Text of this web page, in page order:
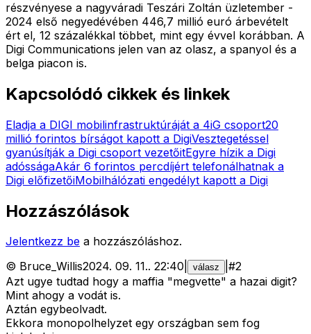
részvényese a nagyváradi Teszári Zoltán üzletember -
2024 első negyedévében 446,7 millió euró árbevételt
ért el, 12 százalékkal többet, mint egy évvel korábban. A
Digi Communications jelen van az olasz, a spanyol és a
belga piacon is.
Kapcsolódó cikkek és linkek
Eladja a DIGI mobilinfrastruktúráját a 4iG csoport20
millió forintos bírságot kapott a DigiVesztegetéssel
gyanúsítják a Digi csoport vezetőitEgyre hízik a Digi
adósságaAkár 6 forintos percdíjért telefonálhatnak a
Digi előfizetőiMobilhálózati engedélyt kapott a Digi
Hozzászólások
Jelentkezz be a hozzászóláshoz.
© Bruce_Willis2024. 09. 11.. 22:40 válasz #2
Azt ugye tudtad hogy a maffia "megvette" a hazai digit?
Mint ahogy a vodát is.
Aztán egybeolvadt.
Ekkora monopolhelyzet egy országban sem fog